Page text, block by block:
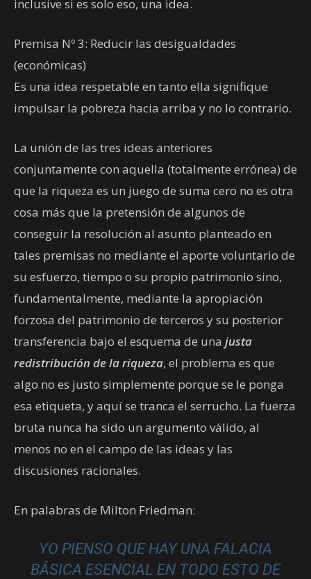
inclusive si es solo eso, una idea.
Premisa Nº 3: Reducir las desigualdades
(económicas)
Es una idea respetable en tanto ella signifique
impulsar la pobreza hacia arriba y no lo contrario.
La unión de las tres ideas anteriores
conjuntamente con aquella (totalmente errónea) de
que la riqueza es un juego de suma cero no es otra
cosa más que la pretensión de algunos de
conseguir la resolución al asunto planteado en
tales premisas no mediante el aporte voluntario de
su esfuerzo, tiempo o su propio patrimonio sino,
fundamentalmente, mediante la apropiación
forzosa del patrimonio de terceros y su posterior
transferencia bajo el esquema de una justa
redistribución de la riqueza, el problema es que
algo no es justo simplemente porque se le ponga
esa etiqueta, y aquí se tranca el serrucho. La fuerza
bruta nunca ha sido un argumento válido, al
menos no en el campo de las ideas y las
discusiones racionales.
En palabras de Milton Friedman:
YO PIENSO QUE HAY UNA FALACIA
BÁSICA ESENCIAL EN TODO ESTO DE